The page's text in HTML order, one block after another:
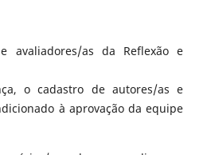
avaliadores/as da Reflexão e
o cadastro de autores/as e
à aprovação da equipe